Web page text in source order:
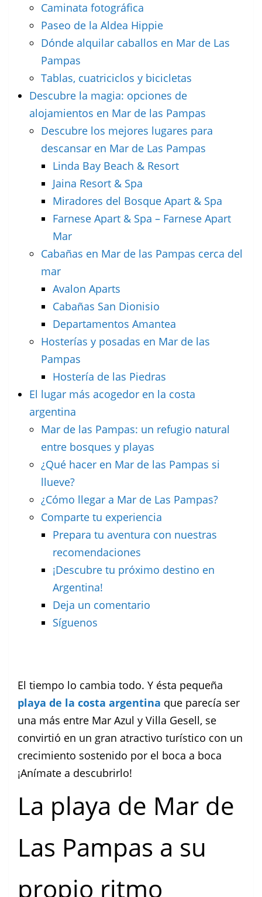
Caminata fotográfica
Paseo de la Aldea Hippie
Dónde alquilar caballos en Mar de Las
Pampas
Tablas, cuatriciclos y bicicletas
Descubre la magia: opciones de
alojamientos en Mar de las Pampas
Descubre los mejores lugares para
descansar en Mar de Las Pampas
Linda Bay Beach & Resort
Jaina Resort & Spa
Miradores del Bosque Apart & Spa
Farnese Apart & Spa – Farnese Apart
Mar
Cabañas en Mar de las Pampas cerca del
mar
Avalon Aparts
Cabañas San Dionisio
Departamentos Amantea
Hosterías y posadas en Mar de las
Pampas
Hostería de las Piedras
El lugar más acogedor en la costa
argentina
Mar de las Pampas: un refugio natural
entre bosques y playas
¿Qué hacer en Mar de las Pampas si
llueve?
¿Cómo llegar a Mar de Las Pampas?
Comparte tu experiencia
Prepara tu aventura con nuestras
recomendaciones
¡Descubre tu próximo destino en
Argentina!
Deja un comentario
Síguenos
El tiempo lo cambia todo. Y ésta pequeña
playa de la costa argentina que parecía ser
una más entre Mar Azul y Villa Gesell, se
convirtió en un gran atractivo turístico con un
crecimiento sostenido por el boca a boca
¡Anímate a descubrirlo!
La playa de Mar de
Las Pampas a su
propio ritmo